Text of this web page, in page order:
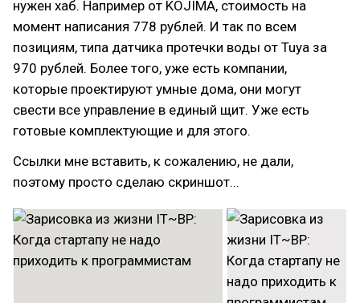
нужен хаб. Например от KOJIMA, стоимость на
момент написания 778 рублей. И так по всем
позициям, типа датчика протечки воды от Tuya за
970 рублей. Более того, уже есть компании,
которые проектируют умные дома, они могут
свести все управление в единый щит. Уже есть
готовые комплектующие и для этого.
Ссылки мне вставить, к сожалению, не дали,
поэтому просто сделаю скриншот...